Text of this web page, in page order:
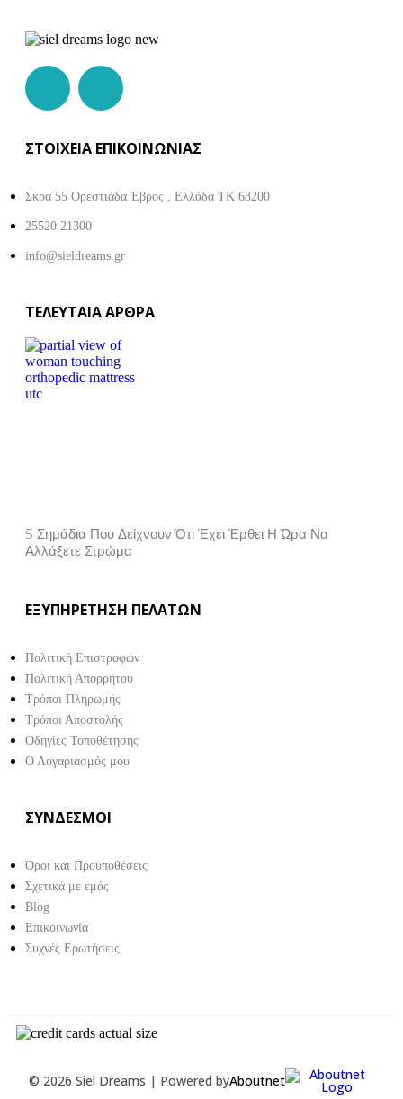
ΣΤΟΙΧΕΙΑ ΕΠΙΚΟΙΝΩΝΙΑΣ
Σκρα 55 Ορεστιάδα Έβρος , Ελλάδα ΤΚ 68200
25520 21300
info@sieldreams.gr
ΤΕΛΕΥΤΑΙΑ ΑΡΘΡΑ
5 Σημάδια Που Δείχνουν Ότι Έχει Έρθει Η Ώρα Να
Αλλάξετε Στρώμα
ΕΞΥΠΗΡΕΤΗΣΗ ΠΕΛΑΤΩΝ
Πολιτική Επιστροφών
Πολιτική Απορρήτου
Τρόποι Πληρωμής
Τρόποι Αποστολής
Οδηγίες Τοποθέτησης
Ο Λογαριασμός μου
ΣΥΝΔΕΣΜΟΙ
Όροι και Προϋποθέσεις
Σχετικά με εμάς
Blog
Επικοινωνία
Συχνές Ερωτήσεις
© 2026 Siel Dreams | Powered byAboutnet